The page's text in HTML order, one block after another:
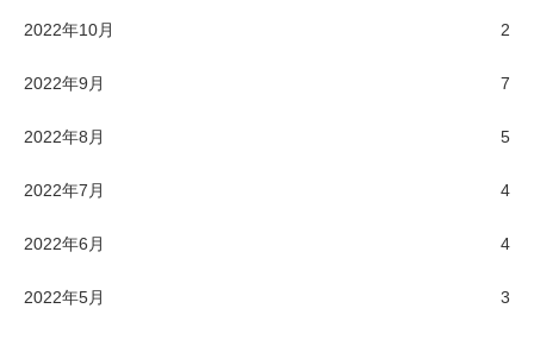
2022年10月 2
2022年9月 7
2022年8月 5
2022年7月 4
2022年6月 4
2022年5月 3